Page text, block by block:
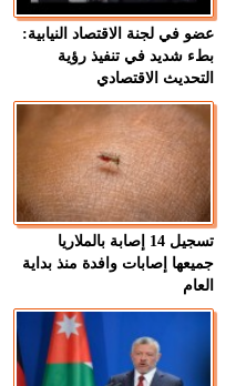
عضو في لجنة الاقتصاد النيابية:
بطء شديد في تنفيذ رؤية
التحديث الاقتصادي
تسجيل 14 إصابة بالملاريا
جميعها إصابات وافدة منذ بداية
العام